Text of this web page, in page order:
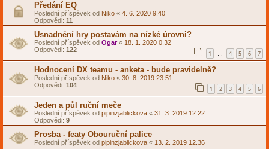
Předání EQ
Poslední příspěvek od Niko « 4. 6. 2020 9.40
Odpovědi: 11
Usnadnění hry postavám na nízké úrovni?
Poslední příspěvek od Ogar« 18. 1. 2020 0.32
Odpovědi: 122 1 … 4 5 6 7
Hodnocení DX teamu - anketa - bude pravidelně?
Poslední příspěvek od Niko « 30. 8. 2019 23.51
Odpovědi: 104 1 2 3 4 5 6
Jeden a půl ruční meče
Poslední příspěvek od pipinzjablickova « 31. 3. 2019 12.22
Odpovědi: 9
Prosba - featy Obouruční palice
Poslední příspěvek od pipinzjablickova « 13. 2. 2019 12.36